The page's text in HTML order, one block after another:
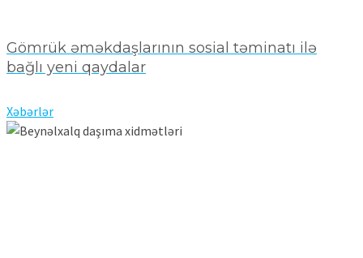
Gömrük əməkdaşlarının sosial təminatı ilə
bağlı yeni qaydalar
Xəbərlər